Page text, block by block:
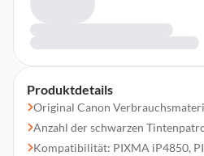
Produktdetails
Original Canon
Anzahl der schwarzen
Kompatibilität: PIXMA iP4850,